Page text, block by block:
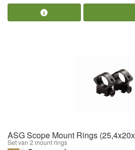
ASG Scope Mount Rings
Set van 2 mount rings